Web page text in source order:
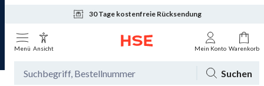
30 Tage kostenfreie Rücksendung
Tagesaktuelle Angebote
Menü Ansicht Mein Konto Warenkorb
Suchen